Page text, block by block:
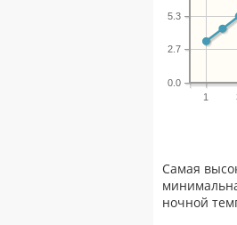
1
0.0
2.7
5.3
Самая
ночной